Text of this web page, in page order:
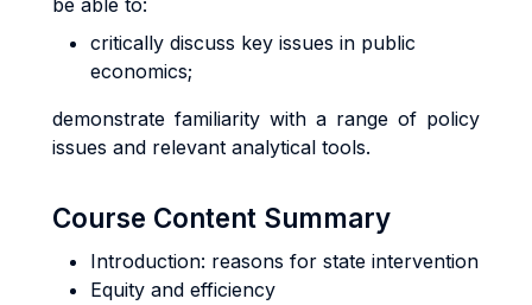
be able to:
critically discuss key issues in public
economics;
demonstrate familiarity with a range of policy
issues and relevant analytical tools.
Course Content Summary
Introduction: reasons for state intervention
Equity and efficiency